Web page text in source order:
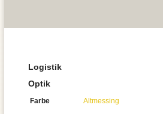
Logistik
Optik
Farbe Altmessing